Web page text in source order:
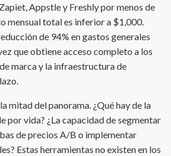
Appstle y Freshly por menos de
mensual total es inferior a $1,000.
de 94% en gastos generales
que obtiene acceso completo a los
marca y la infraestructura de
mitad del panorama. ¿Qué hay de la
por vida? ¿La capacidad de segmentar
de precios A/B o implementar
Estas herramientas no existen en los